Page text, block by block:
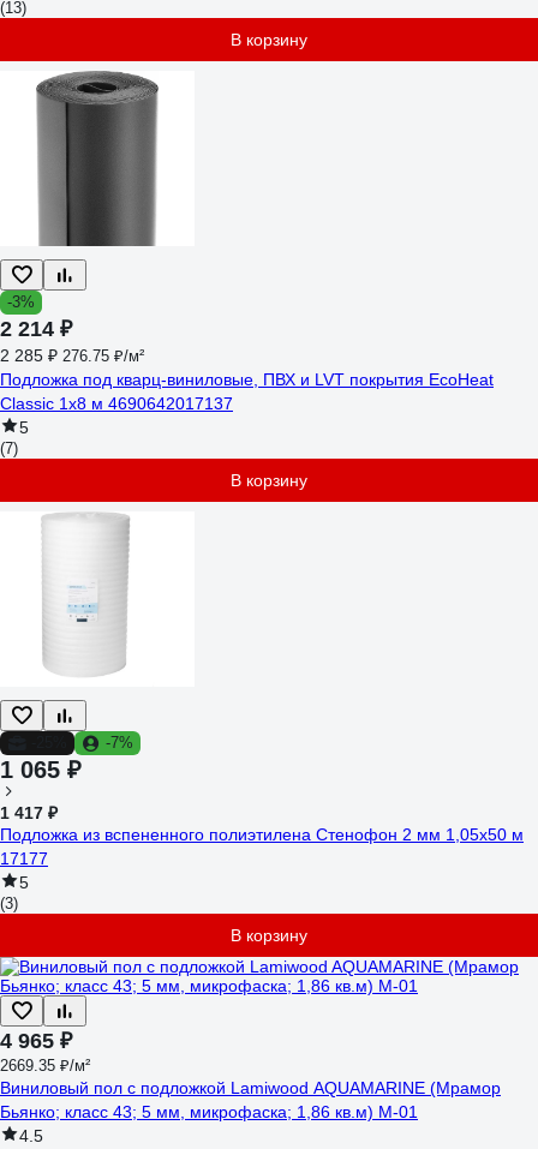
(13)
В корзину
-3%
2 214 ₽
2 285 ₽ 276.75 ₽/м²
Подложка под кварц-виниловые, ПВХ и LVT покрытия EcoHeat
Classic 1x8 м 4690642017137
5
(7)
В корзину
-7%
1 065 ₽
1 417 ₽
Подложка из вспененного полиэтилена Стенофон 2 мм 1,05x50 м
17177
5
(3)
В корзину
4 965 ₽
2669.35 ₽/м²
Виниловый пол с подложкой Lamiwood AQUAMARINE (Мрамор
Бьянко; класс 43; 5 мм, микрофаска; 1,86 кв.м) M-01
4.5